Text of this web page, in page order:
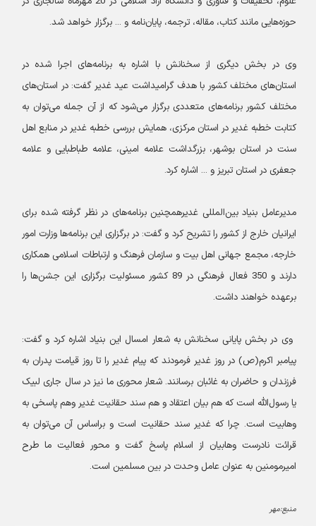
حوزه‌هایی مانند کتاب، مقاله، ترجمه، پایان‌نامه و ... برگزار خواهد شد.
وی در بخش دیگری از سخنانش با اشاره به برنامه‌های اجرا شده در
استان‌های مختلف کشور با هدف گرامیداشت عید غدیر گفت: در استان‌های
مختلف کشور برنامه‌های متعددی برگزار می‌شود که از آن جمله می‌توان به
کتابت خطبه غدیر در استان مرکزی، همایش بررسی خطبه غدیر در منابع اهل
سنت در استان بوشهر، بزرگداشت علامه امینی، علامه طباطبایی و علامه
جعفری در استان تبریز و ... اشاره کرد.
مدیرعامل بنیاد بین‌المللی غدیرهمچنین برنامه‌های در نظر گرفته شده برای
ایرانیان خارج از کشور را تشریح کرد و گفت: در برگزاری این برنامه‌ها وزارت امور
خارجه، مجمع جهانی اهل بیت و سازمان فرهنگ و ارتباطات اسلامی همکاری
دارند و 350 فعال فرهنگی در 89 کشور مسئولیت برگزاری این جشن‌ها را
برعهده خواهند داشت.
وی در بخش پایانی سخنانش به شعار امسال این بنیاد اشاره کرد و گفت‌:
پیامبر اکرم(ص) در روز غدیر فرمودند که پیام غدیر را تا روز قیامت پدران به
فرزندان و حاضران به غائبان برسانند. شعار محوری ما نیز در سال جاری لبیک
یا رسول‌الله است که هم بیان اعتقاد و هم سند حقانیت غدیر وهم پاسخی به
وهابیت است. چرا که غدیر سند حقانیت است و براساس آن می‌توان به
قرائت نادرست وهابیان از اسلام پاسخ گفت و محور فعالیت ما طرح
امیرمومنین به عنوان عامل وحدت در بین مسلمین است.
منبع:مهر